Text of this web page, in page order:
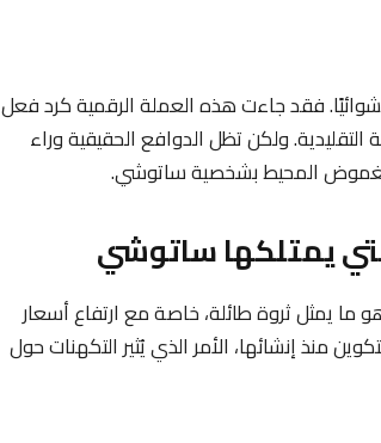
فقد جاءت هذه العملة الرقمية كرد فعل
للأنظمة المالية التقليدية. ولكن تظل الدوافع الحقيقية وراء
الغموض المحيط بشخصية ساتوشي.
حوالي 1 مليون بيتكوين، وهو ما يمثل ثروة طائلة، خاصة مع ارتفاع أسعار
منذ إنشائها، الأمر الذي يُثير التكهنات حول